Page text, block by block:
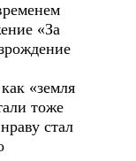
«За
«земля
тоже
стал